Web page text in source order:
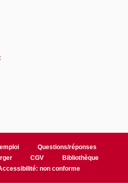
Questions/réponses
CGV
Bibliothèque
non conforme